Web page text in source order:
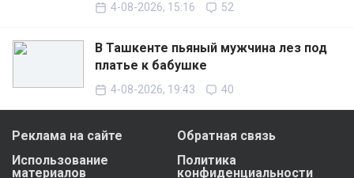
4-08-2026, 15:16 52
В Ташкенте пьяный мужчина лез под
платье к бабушке
4-08-2026, 19:43 40
Реклама на сайте
Обратная связь
Использование
материалов
Политика
конфиденциальности